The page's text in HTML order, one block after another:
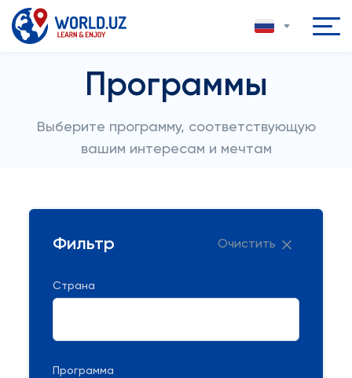
Программы
Выберите программу, соответствующую
вашим интересам и мечтам
Фильтр Очистить
Страна
Программа